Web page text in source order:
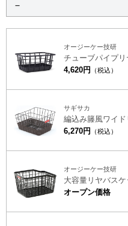
オージーケー技研
チューブパイプ
4,620円
（税込）
サギサカ
編込み籐風ワイド
6,270円
（税込）
オージーケー技研
大容量リヤバスケ
オープン価格